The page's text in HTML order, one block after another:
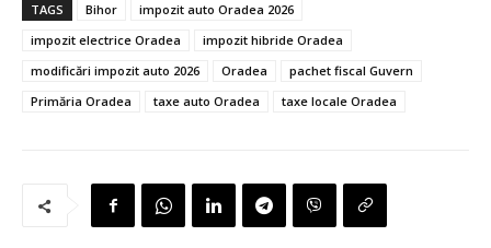
TAGS Bihor
impozit auto Oradea 2026
impozit electrice Oradea
impozit hibride Oradea
modificări impozit auto 2026
Oradea
pachet fiscal Guvern
Primăria Oradea
taxe auto Oradea taxe locale Oradea